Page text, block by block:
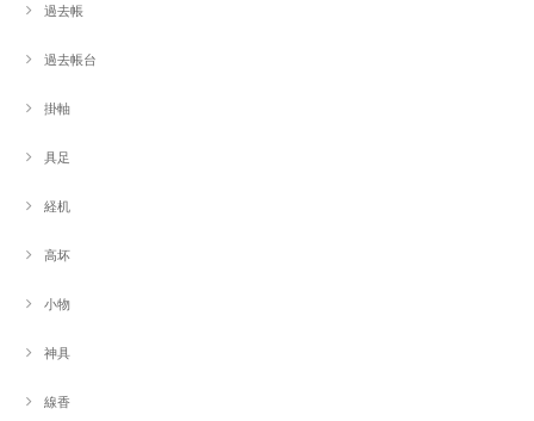
過去帳
過去帳台
掛軸
具足
経机
高坏
小物
神具
線香